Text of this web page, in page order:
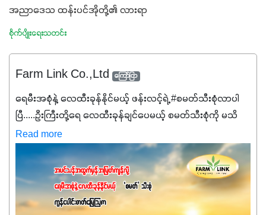
အညာဒေသ ထန်းပင်အိုတို့၏ လားရာ
စိုက်ပျိုးရေးသတင်း
Farm Link Co.,Ltd ကြော်ငြာ
ရေမီးအစုံနဲ့ လေထီးခုန်နိုင်မယ့် ဖန်းလင့်ရဲ့ #စမတ်သီးစုံလာပါ
ပြီ.....ဦးကြီးတို့ရေ ‌လေထီးခုန်ချင်ပေမယ့် စမတ်သီးစုံကို မသိ
သေးရင်တော့ ဒီစာလေးကို ဆက်ဖတ်‌ပေးပါ #စမတ်သီးစုံဆိုတာ
အပင်တိုင်းအတွက် အဓိကအာဟာရNPK (19:7:8)နဲ့ #ဟူးမစ်
အက်စစ်တို့ အချိုးကျ ပေါင်းစပ်ထားတဲ့ ကွန်ပေါင်း
ဓာတ်မြေဩဇာဖြစ်ပါတယ်။ အဓိကအကျိုးကျေးဇူးတွေအနေနဲ့
ကတော့ နိုက်ထရိုဂျင် 19%ပါဝင်တဲ့အတွက် ကလိုရိုဖီးလ်ဖွဲ့စည်း
Read more